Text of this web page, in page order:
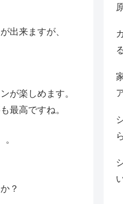
出来ますが、
が楽しめます。
最高ですね。
？